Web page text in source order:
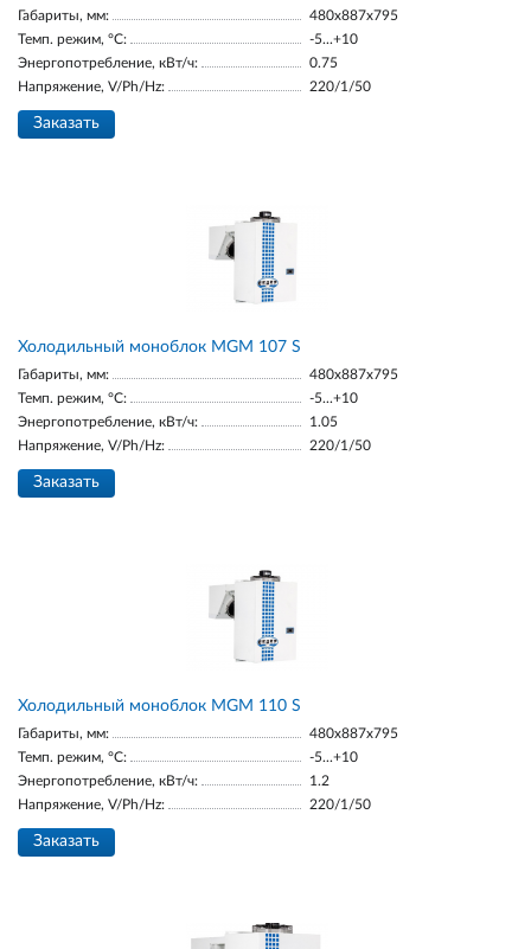
Габариты, мм:
480x887x795
Темп. режим, °С:
-5...+10
Энергопотребление, кВт/ч:
0.75
Напряжение, V/Ph/Hz:
220/1/50
Заказать
Холодильный моноблок MGM 107 S
Габариты, мм:
480x887x795
Темп. режим, °С:
-5...+10
Энергопотребление, кВт/ч:
1.05
Напряжение, V/Ph/Hz:
220/1/50
Заказать
Холодильный моноблок MGM 110 S
Габариты, мм:
480x887x795
Темп. режим, °С:
-5...+10
Энергопотребление, кВт/ч:
1.2
Напряжение, V/Ph/Hz:
220/1/50
Заказать